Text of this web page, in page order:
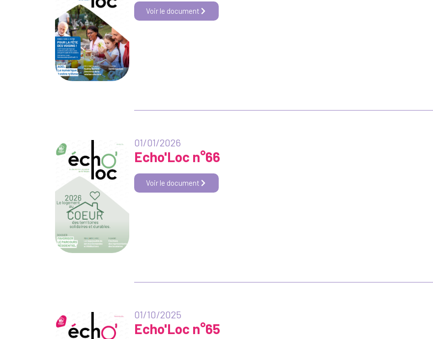
Voir le document
01/01/2026
Echo'Loc n°66
Voir le document
01/10/2025
Echo'Loc n°65